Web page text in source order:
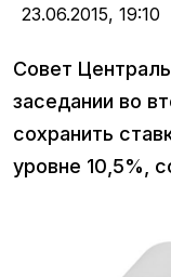
23.06.2015, 19:10
Совет
заседании во
сохранить
уровне 10,5%,